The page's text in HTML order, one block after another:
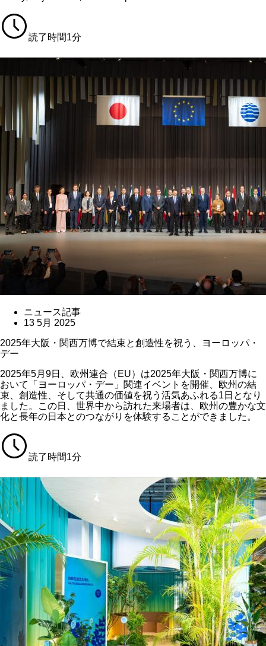
読了時間1分
ニュース記事
13 5月 2025
2025年大阪・関西万博で結束と創造性を祝う、ヨーロッパ・
デー
2025年5月9日、欧州連合（EU）は2025年大阪・関西万博に
おいて「ヨーロッパ・デー」関連イベントを開催、欧州の結
束、創造性、そして共通の価値を祝う活気あふれる1日となり
ました。この日、世界中から訪れた来場者は、欧州の豊かな文
化と長年の日本とのつながりを体験することができました。
読了時間1分